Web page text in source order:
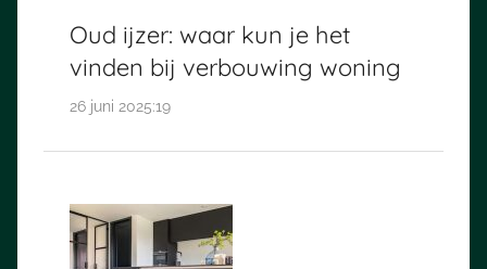
Oud ijzer: waar kun je het
vinden bij verbouwing woning
26 juni 2025:19